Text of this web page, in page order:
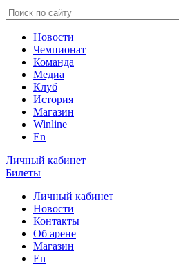
Новости
Чемпионат
Команда
Медиа
Клуб
История
Магазин
Winline
En
Личный кабинет
Билеты
Личный кабинет
Новости
Контакты
Об арене
Магазин
En